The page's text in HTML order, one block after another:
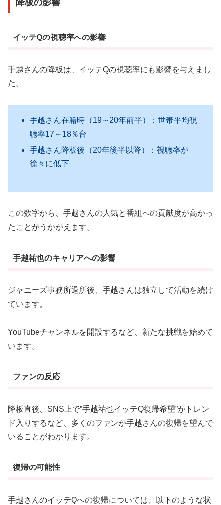
降板の影響
イッテQの視聴率への影響
手越さんの降板は、イッテQの視聴率にも影響を与えまし
た。
手越さん在籍時（19～20年前半）：世帯平均視
聴率17～18％台
手越さん降板後（20年後半以降）：視聴率が
徐々に低下
この数字から、手越さんの人気と番組への貢献度が高かっ
たことがうかがえます。
手越祐也のキャリアへの影響
ジャニーズ事務所退所後、手越さんは独立して活動を続け
ています。
YouTubeチャンネルを開設するなど、新たな挑戦を始めて
います。
ファンの反応
降板直後、SNS上で”手越祐也イッテQ復帰希望”がトレン
ド入りするなど、多くのファンが手越さんの復帰を望んで
いることがわかります。
復帰の可能性
手越さんのイッテQへの復帰については、以下のような状